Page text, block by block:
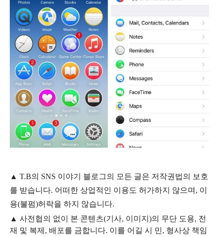
▲ T.B의 SNS 이야기 블 로그의 모든 글은 저작권법의 보호
를 받습니다. 어떠한 상업적인 이용도 허가하지 않으며, 이
용(불펌)허락을 하지 않습니다.
▲ 사전협의 없이 본 콘텐츠(기사, 이미지)의 무단 도용, 전
재 및 복제, 배포를 금합니다. 이를 어길 시 민, 형사상 책임